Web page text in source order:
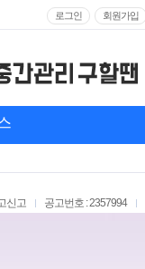
로그인 회원가입
공고번호 : 2357994
신고